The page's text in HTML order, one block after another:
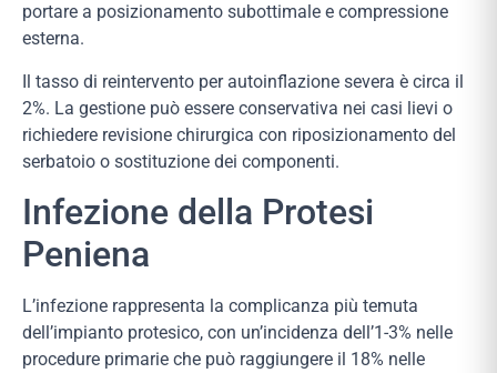
portare a posizionamento subottimale e compressione
esterna.
Il tasso di reintervento per autoinflazione severa è circa il
2%. La gestione può essere conservativa nei casi lievi o
richiedere revisione chirurgica con riposizionamento del
serbatoio o sostituzione dei componenti.
Infezione della Protesi
Peniena
L’infezione rappresenta la complicanza più temuta
dell’impianto protesico, con un’incidenza dell’1-3% nelle
procedure primarie che può raggiungere il 18% nelle